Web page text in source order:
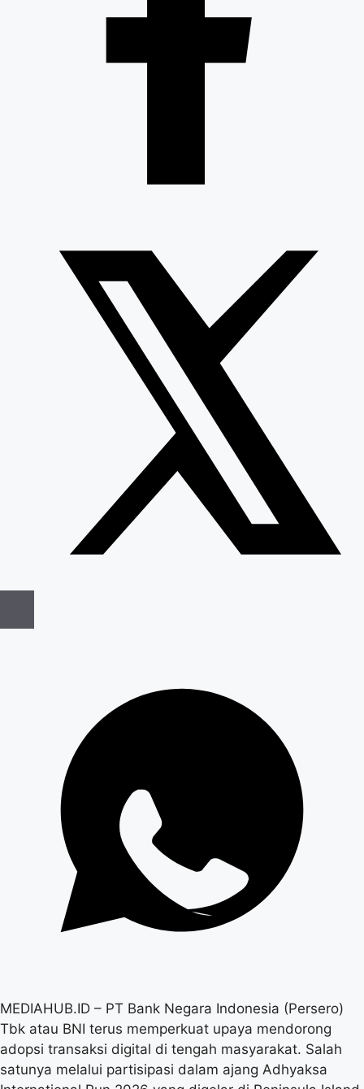
MEDIAHUB.ID – PT Bank Negara Indonesia (Persero)
Tbk atau BNI terus memperkuat upaya mendorong
adopsi transaksi digital di tengah masyarakat. Salah
satunya melalui partisipasi dalam ajang Adhyaksa